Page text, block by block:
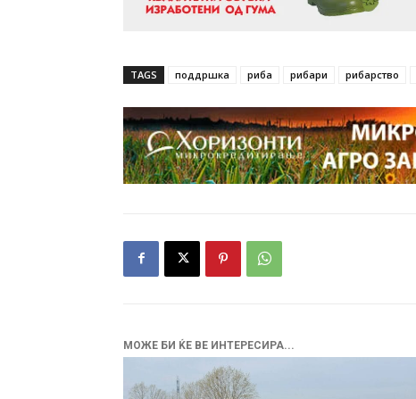
TAGS поддршка риба рибари рибарство
МОЖЕ БИ ЌЕ ВЕ ИНТЕРЕСИРА...